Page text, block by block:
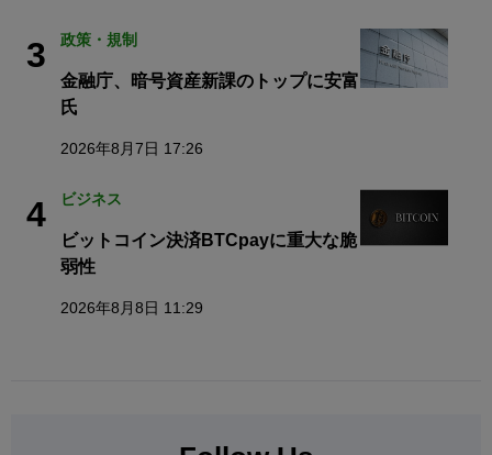
3 政策・規制
金融庁、暗号資産新課のトップに安富
氏
2026年8月7日 17:26
4 ビジネス
ビットコイン決済BTCpayに重大な脆
弱性
2026年8月8日 11:29